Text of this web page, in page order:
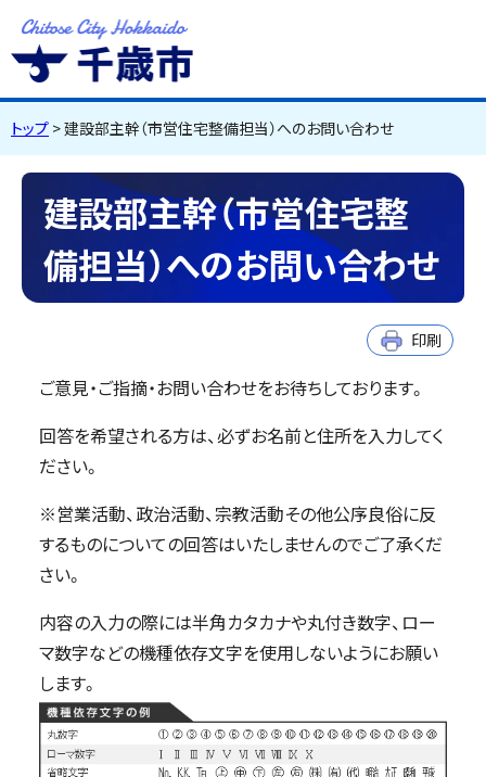
千歳市Chitose City
Hokkaido
トップ > 建設部主幹（市営住宅整備担当）へのお問い合わせ
建設部主幹（市営住宅整
備担当）へのお問い合わせ
印刷
ご意見・ご指摘・お問い合わせをお待ちしております。
回答を希望される方は、必ずお名前と住所を入力してく
ださい。
※営業活動、政治活動、宗教活動その他公序良俗に反
するものについての回答はいたしませんのでご了承くだ
さい。
内容の入力の際には半角カタカナや丸付き数字、ロー
マ数字などの機種依存文字を使用しないようにお願い
します。